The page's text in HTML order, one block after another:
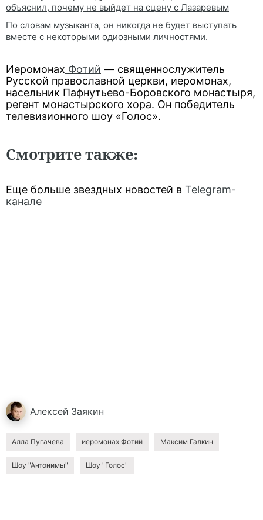
объяснил, почему не выйдет на сцену с Лазаревым
По словам музыканта, он никогда не будет выступать
вместе с некоторыми одиозными личностями.
Иеромонах Фотий — священнослужитель
Русской православной церкви, иеромонах,
насельник Пафнутьево-Боровского монастыря,
регент монастырского хора. Он победитель
телевизионного шоу «Голос».
Смотритетакже:
Еще больше звездных новостей в Telegram-
канале
Алексей Заякин
Алла Пугачева иеромонах Фотий Максим Галкин
Шоу "Антонимы" Шоу "Голос"